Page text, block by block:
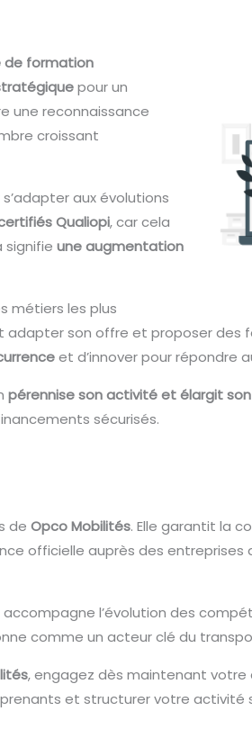
de formation
pour un
une reconnaissance
croissant
aux évolutions
Qualiopi, car cela
signifieune augmentation
métiers les plus
adapter son offre et proposer des
et d’innover pour répondre
pérennise son activité et élargit
sécurisés.
deOpco Mobilités. Elle garantit la
officielle auprès des
l’évolution des
comme un acteur clé du
, engagez dès maintenant
et structurer votre activité